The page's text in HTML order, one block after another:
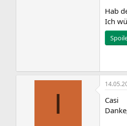
Hab
Ich
I
Casi